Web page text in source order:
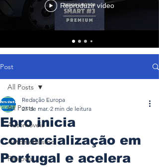
Reproduzir vídeo
Post
All Posts
Automóveis
Automobilismo
Ferrovia
All Posts
Ebro inicia
comercialização em
Portugal e acelera
Redação Europa
27 de mar. 2 min de leitura